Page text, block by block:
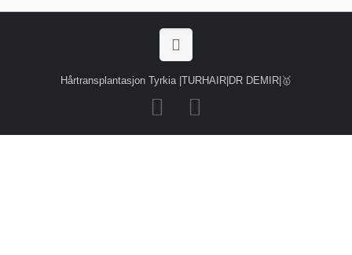
Hårtransplantasjon Tyrkia |TURHAIR|DR DEMIR|🥇